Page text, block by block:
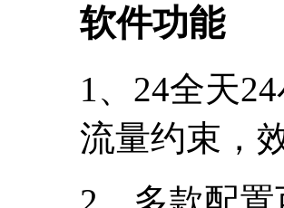
软件功能
1、24全天
流量约束，